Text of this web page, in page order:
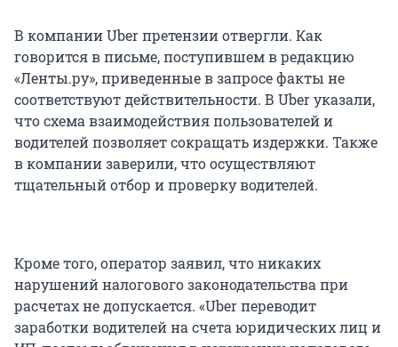
В компании Uber претензии отвергли. Как
говорится в письме, поступившем в редакцию
«Ленты.ру», приведенные в запросе факты не
соответствуют действительности. В Uber указали,
что схема взаимодействия пользователей и
водителей позволяет сокращать издержки. Также
в компании заверили, что осуществляют
тщательный отбор и проверку водителей.
Кроме того, оператор заявил, что никаких
нарушений налогового законодательства при
расчетах не допускается. «Uber переводит
заработки водителей на счета юридических лиц и